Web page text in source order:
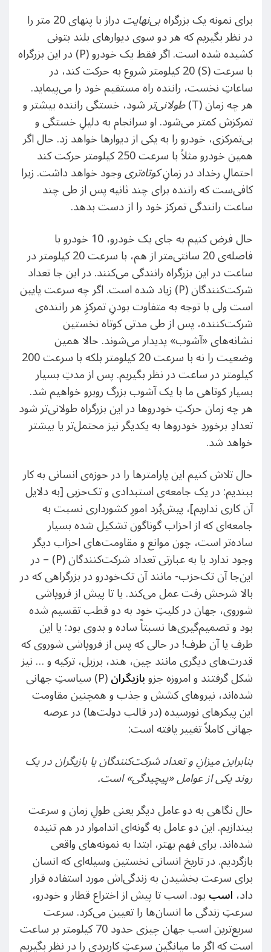
برای نمونه یک بزرگراهبی‌نهایت دراز با پنهای 20 متر را
در نظر بگیریم که هر دو سوی دیوارهای بلند بتونی
کشیده شده است. اگر فقط یک خودرو (P) در این بزرگراه
با سرعت (S) 20 کیلومتر شروع به حرکت کند، در
ساعاتِ نخست، راننده راه مستقیم خود را می‌پیماید.
هر چه زمان (T) طولانی‌ترشود، خستگی راننده بیشتر و
تمرکزش کمتر می‌شود. او سرانجام به دلیلِ خستگی و
بی‌تمرکزی، خودرو را به یکی از دیوارها خواهد زد. حال اگر
همین خودرو مثلاً با سرعت 250 کیلومتر حرکت کند
احتمالِ رخداد در زمانِکوتاه‌تریوجود خواهد داشت. زیرا
کافی‌ست که راننده برای چند ثانیه پس از طی چند
ساعت رانندگی تمرکز خود را از دست بدهد.
حال فرض کنیم به جای یک خودرو، 10 خودرو با
فاصله‌ی 20 سانتی‌متر از هم، با سرعت 20 کیلومتر در
ساعت در این بزرگراه رانندگی می‌کنند. در این جا تعداد
شرکت‌کنندگان (P) زیاد شده است. اگر چه سرعت پایین
است ولی با توجه به متفاوت بودنِ تمرکزِ هر راننده‌ی
شرکت‌کننده، پس از طی مدتی کوتاه نخستین
نشانه‌های «آشوب» پدیدار می‌شوند. حالا همین
وضعیت را نه با سرعت 20 کیلومتر بلکه با سرعت 200
کیلومتر در ساعت در نظر بگیریم. پس از مدتِ بسیار
بسیار کوتاهی ما با یک آشوب بزرگ روبرو خواهیم شد.
هر چه زمان حرکتِ خودروها در این بزرگراه طولانی‌تر شود
تعدادِ برخوردِ خودروها به یکدیگر نیز محتمل‌تر یا بیشتر
خواهد شد.
حال تلاش کنیم این پارامتر‌ها را در حوزه‌ی انسانی به کار
ببندیم: در یک جامعه‌ی استبدادی و تک‌حزبی [به دلایل
آن کاری نداریم]، پیش‌بُرد امورِ کشورداری نسبت به
جامعه‌ای که از احزاب گوناگون تشکیل شده بسیار
ساده‌تر است، چون موانع و مقاومت‌های احزاب دیگر
وجود ندارد یا به عبارتی تعداد شرکت‌کنندگان (P) – در
این‌جا آن تک‌حزب- مانند آن تک‌خودرو در بزرگراهی که در
بالا شرحش رفت عمل می‌کند. یا تا پیش از فروپاشی
شوروی، جهان در کلیتِ خود به دو قطب تقسیم شده
بود و تصمیم‌گیری‌ها نسبتاً ساده و بدوی بود: یا این
طرف یا آن طرف! در حالی که پس از فروپاشی شوروی که
قدرت‌های دیگری مانند چین، هند، برزیل، ترکیه و … نیز
شکل گرفتند و امروزه جزوبازیگران (P) سیاستِ جهانی
شده‌اند، نیروهای کشش و جذب و همچنین مقاومت
این پیکرهای نورسیده (در قالب دولت‌ها) در عرصه
جهانی کاملاً تغییر یافته است:
بنابراین میزانِ و تعداد شرکت‌کنندگان یا بازیگران در یک
روند یکی از عوامل «پیچیدگی» است.
حال نگاهی به دو عامل دیگر یعنی طولِ زمان و سرعت
بیندازیم. این دو عامل به گونه‌ای انداموار در هم تنیده
شده‌اند. برای فهم بهتر، ابتدا به نمونه‌های واقعی
بازگردیم. در تاریخ انسانی نخستین وسیله‌ای که انسان
برای سرعت بخشیدن به زندگی‌اش مورد استفاده قرار
داد، اسببود. اسب تا پیش از اختراع قطار و خودرو،
سرعتِ زندگی ما انسان‌ها را تعیین می‌کرد. سرعت
سریع‌ترین اسب جهان چیزی حدود 70 کیلومتر بر ساعت
است که اگر ما میانگین سرعتِ کاربردی را در نظر بگیریم